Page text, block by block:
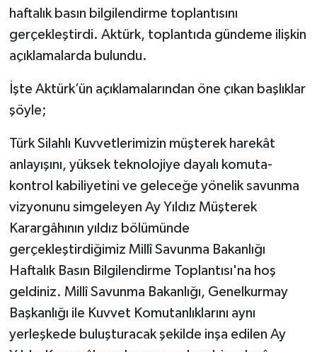
haftalık basın bilgilendirme toplantısını
gerçekleştirdi. Aktürk, toplantıda gündeme ilişkin
açıklamalarda bulundu.
İşte Aktürk’ün açıklamalarından öne çıkan başlıklar
şöyle;
Türk Silahlı Kuvvetlerimizin müşterek harekât
anlayışını, yüksek teknolojiye dayalı komuta-
kontrol kabiliyetini ve geleceğe yönelik savunma
vizyonunu simgeleyen Ay Yıldız Müşterek
Karargâhının yıldız bölümünde
gerçekleştirdiğimiz Millî Savunma Bakanlığı
Haftalık Basın Bilgilendirme Toplantısı'na hoş
geldiniz. Millî Savunma Bakanlığı, Genelkurmay
Başkanlığı ile Kuvvet Komutanlıklarını aynı
yerleşkede buluşturacak şekilde inşa edilen Ay